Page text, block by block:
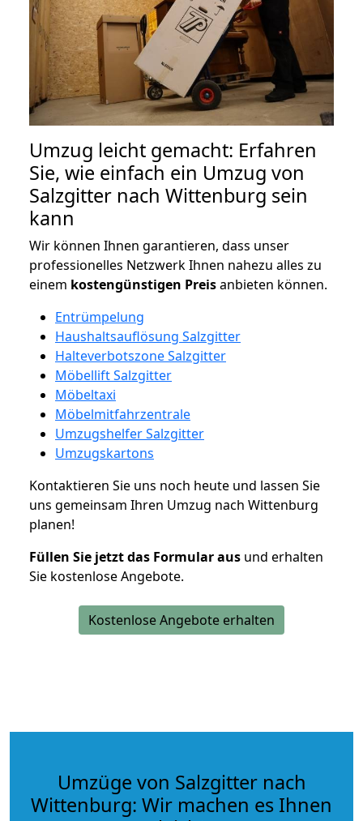
Umzug leicht gemacht: Erfahren
Sie, wie einfach ein Umzug von
Salzgitter nach Wittenburg sein
kann
Wir können Ihnen garantieren, dass unser
professionelles Netzwerk Ihnen nahezu alles zu
einem kostengünstigen Preisanbieten können.
Entrümpelung
Haushaltsauflösung Salzgitter
Halteverbotszone Salzgitter
Möbellift Salzgitter
Möbeltaxi
Möbelmitfahrzentrale
Umzugshelfer Salzgitter
Umzugskartons
Kontaktieren Sie uns noch heute und lassen Sie
uns gemeinsam Ihren Umzug nach Wittenburg
planen!
Füllen Sie jetzt das Formular aus und erhalten
Sie kostenlose Angebote.
Kostenlose Angebote erhalten
Umzüge von Salzgitter nach
Wittenburg: Wir machen es Ihnen